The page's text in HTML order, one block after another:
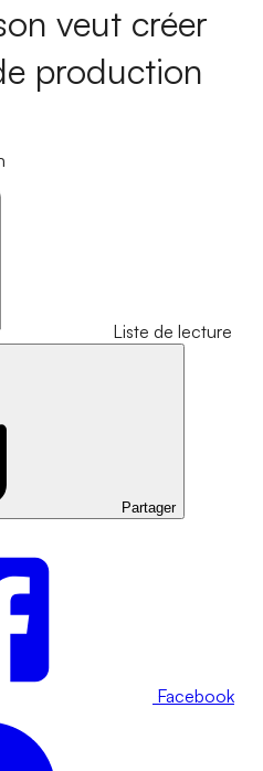
veut créer
production
Liste de lecture
Partager
Facebook